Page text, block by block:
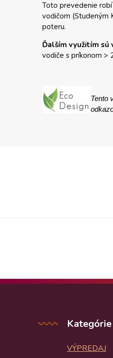
Toto prevedenie
vodičom (Studeným
poteru.
Ďalším využitím sú
vodiče s príkonom >
Tento
Kategórie
VÝPREDAJ